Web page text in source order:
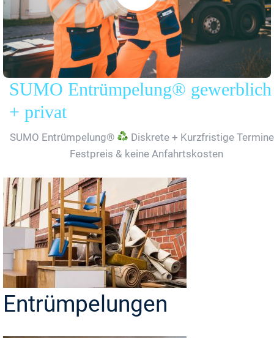
SUMO Entrümpelung® gewerblich
+ privat
SUMO Entrümpelung®
Diskrete + Kurzfristige
Festpreis & keine Anfahrtskosten
Entrümpelungen